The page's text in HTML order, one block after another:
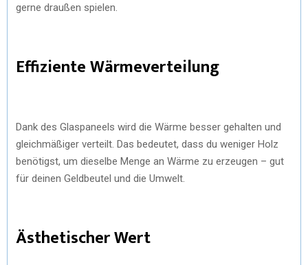
gerne draußen spielen.
Effiziente Wärmeverteilung
Dank des Glaspaneels wird die Wärme besser gehalten und
gleichmäßiger verteilt. Das bedeutet, dass du weniger Holz
benötigst, um dieselbe Menge an Wärme zu erzeugen – gut
für deinen Geldbeutel und die Umwelt.
Ästhetischer Wert